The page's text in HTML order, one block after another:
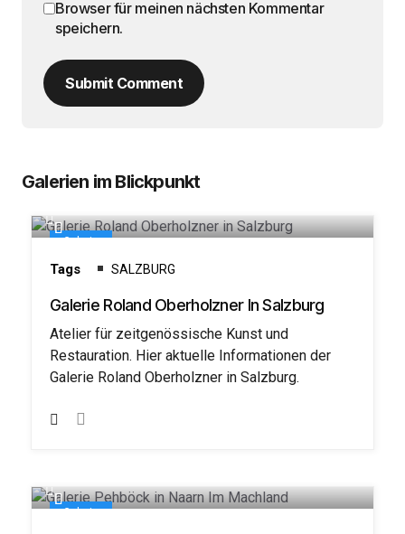
Browser für meinen nächsten Kommentar
speichern.
Submit Comment
Galerien im Blickpunkt
Galerie
Tags SALZBURG
Galerie Roland Oberholzner In Salzburg
Atelier für zeitgenössische Kunst und
Restauration. Hier aktuelle Informationen der
Galerie Roland Oberholzner in Salzburg.
Galerie